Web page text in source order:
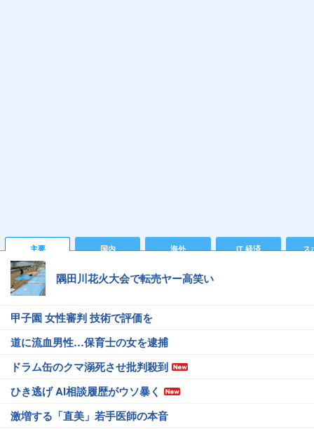
主要 国内 海外 IT 経済 ス
隅田川花火大会で転売ヤー高笑い
甲子園 女性審判 技術で評価を
道に流血男性…保育士の女を逮捕
ドラム缶のクマ溺死させ批判殺到
ひき逃げ AI相談履歴がウソ暴く
激増する「直美」若手医師の本音